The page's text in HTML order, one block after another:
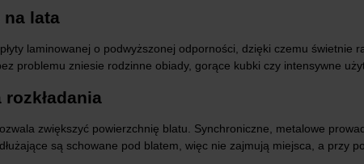
na lata
płyty laminowanej o podwyższonej odporności, dzięki czemu
problemu zniesie rodzinne obiady, gorące kubki czy intensywne
zwiększyć powierzchnię blatu. Synchroniczne, metalowe
są schowane pod blatem, więc nie zajmują miejsca, a przy